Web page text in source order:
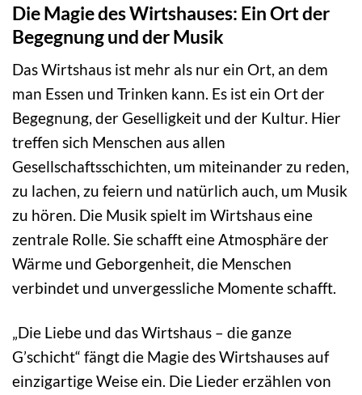
Die Magie des Wirtshauses: Ein Ort der
Begegnung und der Musik
Das Wirtshaus ist mehr als nur ein Ort, an dem
man Essen und Trinken kann. Es ist ein Ort der
Begegnung, der Geselligkeit und der Kultur. Hier
treffen sich Menschen aus allen
Gesellschaftsschichten, um miteinander zu reden,
zu lachen, zu feiern und natürlich auch, um Musik
zu hören. Die Musik spielt im Wirtshaus eine
zentrale Rolle. Sie schafft eine Atmosphäre der
Wärme und Geborgenheit, die Menschen
verbindet und unvergessliche Momente schafft.
„Die Liebe und das Wirtshaus – die ganze
G’schicht“ fängt die Magie des Wirtshauses auf
einzigartige Weise ein. Die Lieder erzählen von